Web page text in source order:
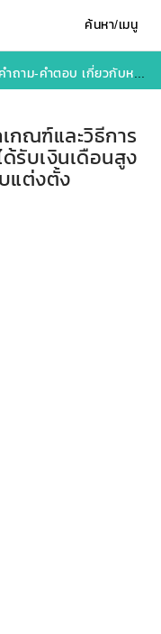
ค้นหา/เมนู
ม-คำตอบ เกี่ยวกับหลักเกณฑ์และวิธีการให้ข้าราชการพลเรือนสามัญได้รับเงินเดือนสูงกว่าขั้นสูงของตำแหน่งที่ได้รับแต่งตั้ง
กณฑ์และวิธีการ
รับเงินเดือนสูง
แต่งตั้ง